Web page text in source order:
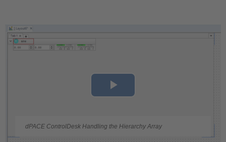
Play
dPACE ControlDesk Handling the Hierarchy Array